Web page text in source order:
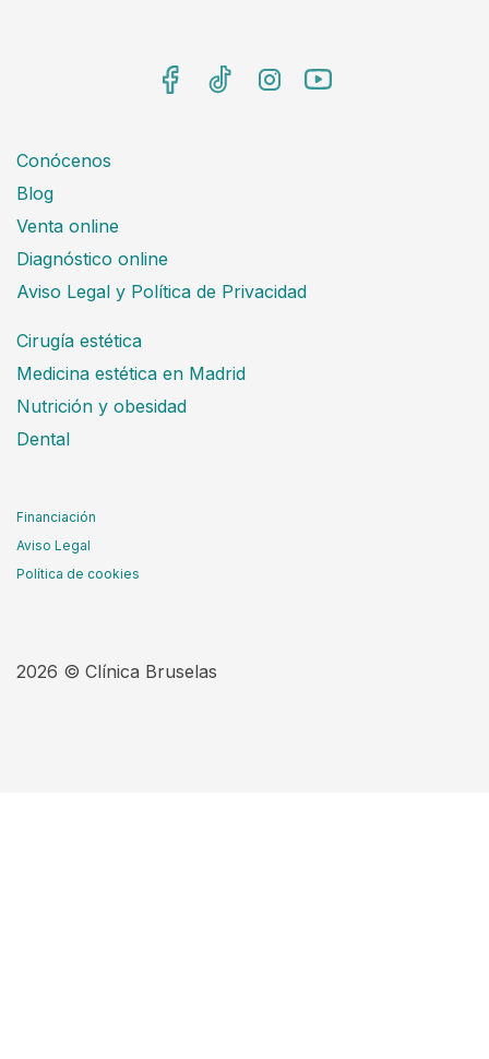
Conócenos
Blog
Venta online
Diagnóstico online
Aviso Legal y Política de Privacidad
Cirugía estética
Medicina estética en Madrid
Nutrición y obesidad
Dental
Financiación
Aviso Legal
Política de cookies
2026 © Clínica Bruselas